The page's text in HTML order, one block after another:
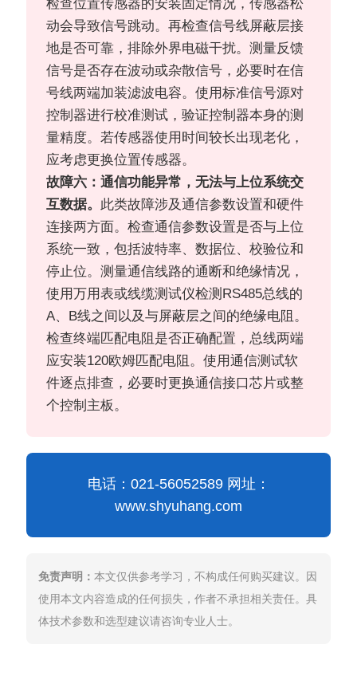
检查位置传感器的安装固定情况，传感器松
动会导致信号跳动。再检查信号线屏蔽层接
地是否可靠，排除外界电磁干扰。测量反馈
信号是否存在波动或杂散信号，必要时在信
号线两端加装滤波电容。使用标准信号源对
控制器进行校准测试，验证控制器本身的测
量精度。若传感器使用时间较长出现老化，
应考虑更换位置传感器。
故障六：通信功能异常，无法与上位系统交
互数据。 此类故障涉及通信参数设置和硬件
连接两方面。检查通信参数设置是否与上位
系统一致，包括波特率、数据位、校验位和
停止位。测量通信线路的通断和绝缘情况，
使用万用表或线缆测试仪检测RS485总线的
A、B线之间以及与屏蔽层之间的绝缘电阻。
检查终端匹配电阻是否正确配置，总线两端
应安装120欧姆匹配电阻。使用通信测试软
件逐点排查，必要时更换通信接口芯片或整
个控制主板。
电话：021-56052589 网址：
www.shyuhang.com
免责声明：本文仅供参考学习，不构成任何购买建议。因
使用本文内容造成的任何损失，作者不承担相关责任。具
体技术参数和选型建议请咨询专业人士。